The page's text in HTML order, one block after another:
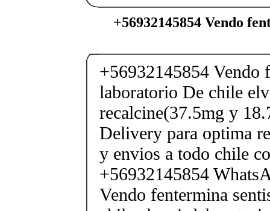
+56932145854 Vendo
+56932145854 Vendo
laboratorio De chile
recalcine(37.5mg y
Delivery para optima
y envios a todo chile
+56932145854
Vendo fentermina